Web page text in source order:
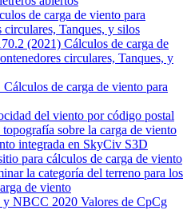
de carga de viento para
circulares, Tanques, y silos
(2021) Cálculos de carga de
circulares, Tanques, y
de carga de viento para
del viento por código postal
sobre la carga de viento
integrada en SkyCiv S3D
para cálculos de carga de viento
la categoría del terreno para los
de viento
NBCC 2020 Valores de CpCg